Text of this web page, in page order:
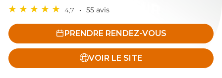
4,7 55 avis
PRENDRE RENDEZ-VOUS
VOIR LE SITE